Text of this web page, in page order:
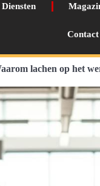
Contact
lachen op het